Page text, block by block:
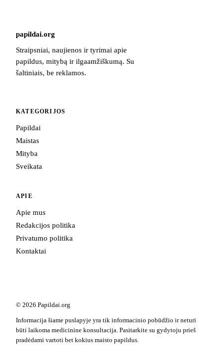
papildai.org
Straipsniai, naujienos ir tyrimai apie
papildus, mitybą ir ilgaamžiškumą. Su
šaltiniais, be reklamos.
KATEGORIJOS
Papildai
Maistas
Mityba
Sveikata
APIE
Apie mus
Redakcijos politika
Privatumo politika
Kontaktai
© 2026 Papildai.org
Informacija šiame puslapyje yra tik informacinio pobūdžio ir neturi
būti laikoma medicinine konsultacija. Pasitarkite su gydytoju prieš
pradėdami vartoti bet kokius maisto papildus.